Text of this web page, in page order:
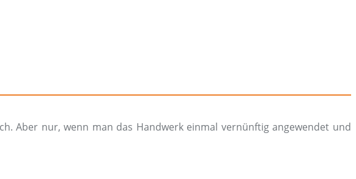
Aber nur, wenn man das Handwerk einmal vernünftig angewendet und